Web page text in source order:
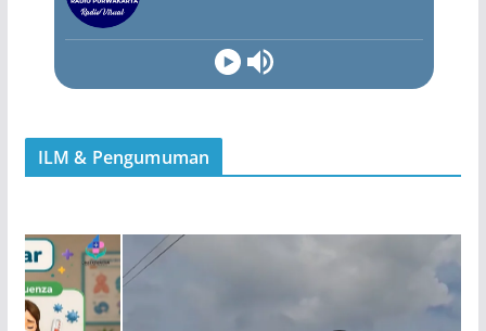
ILM & Pengumuman